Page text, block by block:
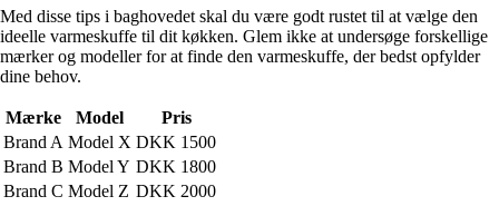
Med disse tips i baghovedet skal du være godt rustet til at vælge den
ideelle varmeskuffe til dit køkken. Glem ikke at undersøge forskellige
mærker og modeller for at finde den varmeskuffe, der bedst opfylder
dine behov.
Mærke Model
Pris
Brand A Model X DKK 1500
Brand B Model Y DKK 1800
Brand C Model Z DKK 2000